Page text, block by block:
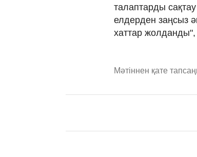
талаптарды
елдерден заңсыз
хаттар жолданды",
Мәтіннен қате